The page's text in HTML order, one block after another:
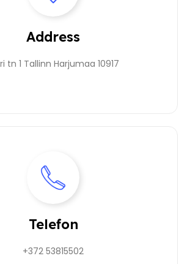
Address
tn 1 Tallinn Harjumaa 10917
Telefon
+372 53815502